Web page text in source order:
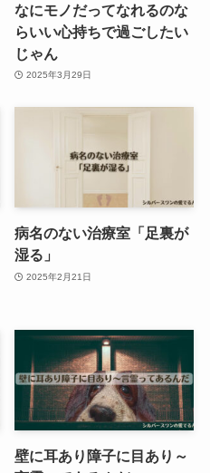
なにモノだってなれるのな
らいい心持ちで過ごしたい
じゃん
2025年3月29日
病名のない治療室「足裏が
湿る」
2025年2月21日
壁に耳あり障子に目あり～